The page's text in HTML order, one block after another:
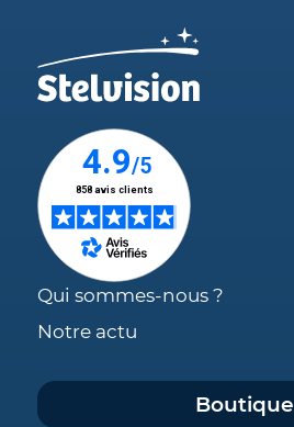
Qui sommes-nous ?
Notre actu
Boutique